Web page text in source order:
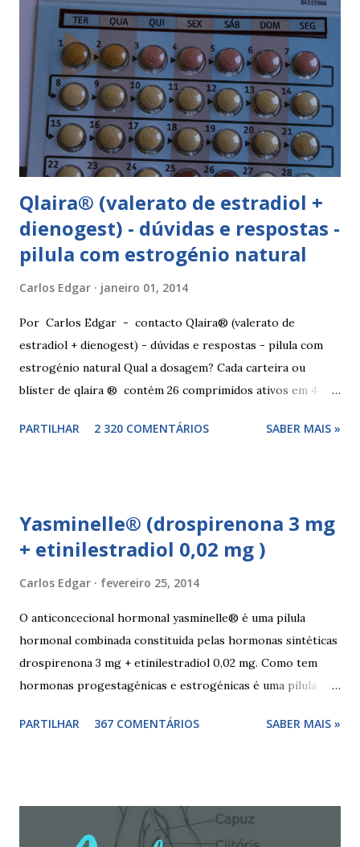
Qlaira® (valerato de estradiol +
dienogest) - dúvidas e respostas -
pilula com estrogénio natural
Carlos Edgar janeiro 01, 2014
Por Carlos Edgar - contacto Qlaira® (valerato de
estradiol + dienogest) - dúvidas e respostas - pilula com
estrogénio natural Qual a dosagem? Cada carteira ou
blister de qlaira ® contém 26 comprimidos ativos em 4
comprimidos inativos brancos na linha 4. Dosagem
estradiol (estrogénio natural) e 2 mg de dienogest 17
comprimidos amarelo claros, contêm 2 mg de valerato de
comprimidos vermelho escuros, contêm 1 mg de valerato
de estradiol (estrogénio natural) 2 comprimidos brancos
não têm hormonas (correspondem ao período de pausa).
Outros componentes: lactose mono-hidratada, amido de
milho, amido d...
PARTILHAR 2 320 COMENTÁRIOS SABER MAIS »
Yasminelle® (drospirenona 3 mg
+ etinilestradiol 0,02 mg )
Carlos Edgar fevereiro 25, 2014
O anticoncecional hormonal yasminelle® é uma pilula
hormonal combinada constituída pelas hormonas sintéticas
drospirenona 3 mg + etinilestradiol 0,02 mg. Como tem
hormonas progestagénicas e estrogénicas é uma pilula
componentes. Composição da yasminelle®: lactose mono-
A pilula yasminelle® deve ser tomada todos os dias, no
mesmo horário, durante 21 dias, após os quais deve fazer 7
PARTILHAR 367 COMENTÁRIOS SABER MAIS »